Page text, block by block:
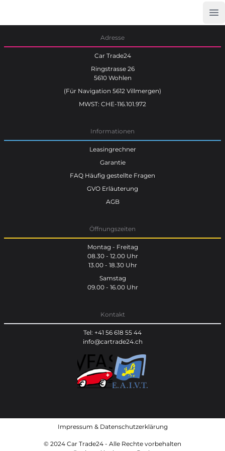
Adresse
Car Trade24
Ringstrasse 26
5610 Wohlen
(Für Navigation 5612 Villmergen)
MWST: CHE-116.101.972
Informationen
Leasingrechner
Garantie
FAQ Häufig gestellte Fragen
GVO Erläuterung
AGB
Öffnungszeiten
Montag - Freitag
08.30 - 12.00 Uhr
13.00 - 18.30 Uhr
Samstag
09.00 - 16.00 Uhr
Kontakt
Tel: +41 56 618 55 44
info@cartrade24.ch
Impressum & Datenschutzerklärung
© 2024 Car Trade24 - Alle Rechte vorbehalten